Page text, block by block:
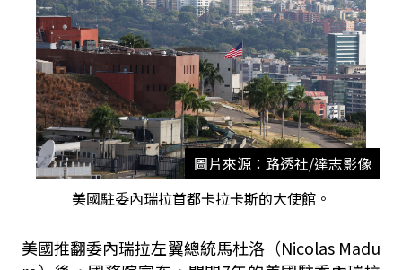
圖片來源：路透社/達志影像
美國駐委內瑞拉首都卡拉卡斯的大使館。
美國推翻委內瑞拉左翼總統馬杜洛（Nicolas Madu